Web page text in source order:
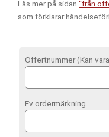
Läs mer på sidan “från
som förklarar
Offertnummer (Kan
Ev ordermärkning